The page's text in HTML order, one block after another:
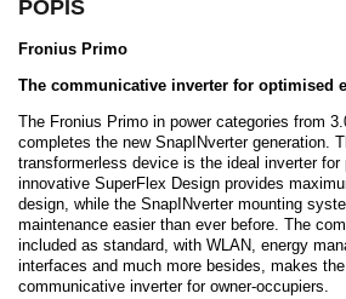
POPIS
Fronius Primo
The communicative inverter for optimised
The Fronius Primo in power categories from
completes the new SnapINverter generation.
transformerless device is the ideal inverter
innovative SuperFlex Design provides
design, while the SnapINverter mounting
maintenance easier than ever before. The
included as standard, with WLAN, energy
interfaces and much more besides, makes
communicative inverter for owner-occupiers.